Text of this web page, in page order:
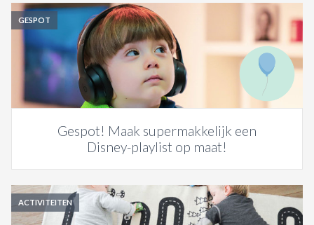
GESPOT
Gespot! Maak supermakkelijk een
Disney-playlist op maat!
ACTIVITEITEN